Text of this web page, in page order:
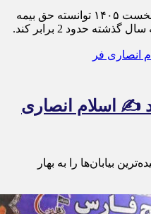
ماناسپهر - بیمه ملت در چهار ماهه نخست ۱۴٠۵ توانسته حق بیمه
حدود 2 برابر کند.
✍️ اسلام انصاری
بیابان‌ها را به بهار